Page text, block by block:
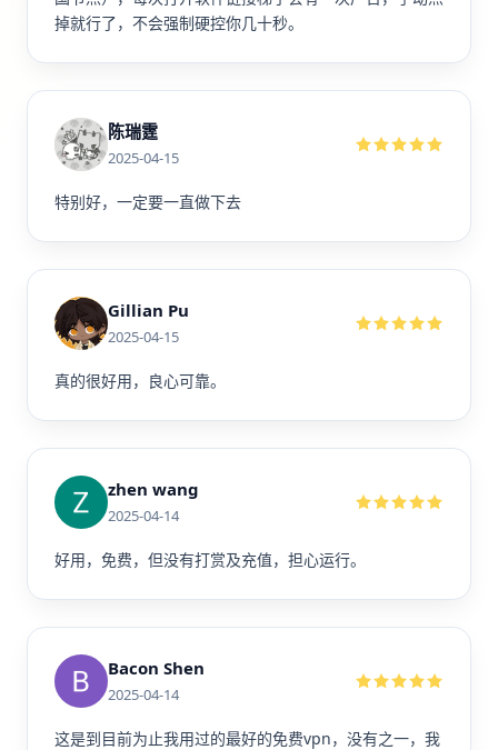
掉就行了，不会强制硬控你几十秒。
陈瑞霆
2025-04-15
特别好，一定要一直做下去
Gillian Pu
2025-04-15
真的很好用，良心可靠。
zhen wang
2025-04-14
好用，免费，但没有打赏及充值，担心运行。
Bacon Shen
2025-04-14
这是到目前为止我用过的最好的免费vpn，没有之一，我